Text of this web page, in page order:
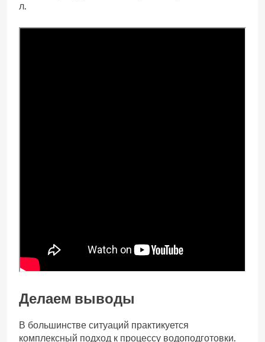
л.
Делаем выводы
В большинстве ситуаций практикуется
комплексный подход к процессу водоподготовки.